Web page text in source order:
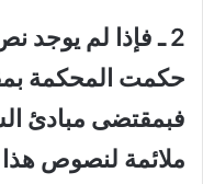
2 ـ فإذا لم
حكمت المحكمة
فبمقتضى مبادئ
ملائمة لنصوص هذا